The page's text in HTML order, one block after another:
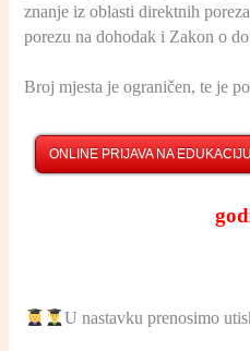
znanje iz oblasti direktnih
porezu na dohodak i Zakon o
Broj mjesta je ograničen, te je
ONLINE PRIJAVA NA EDUKACIJU
U nastavku prenosimo